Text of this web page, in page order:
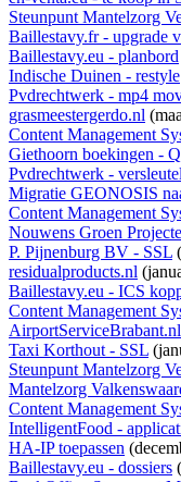
Steunpunt Mantelzorg
Baillestavy.fr - upgrade
Baillestavy.eu - planbord
Indische Duinen - restyle
Pvdrechtwerk - mp4
grasmeestergerdo.nl
Content Management
Giethoorn boekingen -
Pvdrechtwerk -
Migratie GEONOSIS
Content Management
Nouwens Groen
P. Pijnenburg BV - SSL
residualproducts.nl
Baillestavy.eu - ICS
Content Management
Taxi Korthout - SSL
Steunpunt Mantelzorg
Mantelzorg
Content Management
IntelligentFood -
HA-IP toepassen
Baillestavy.eu - dossiers